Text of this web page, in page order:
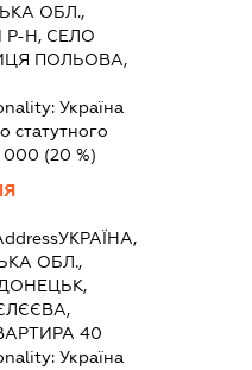
ОБЛ.,
Н, СЕЛО
ПОЛЬОВА,
Україна
статутного
000 (20 %)
УКРАЇНА,
ОБЛ.,
40
Україна